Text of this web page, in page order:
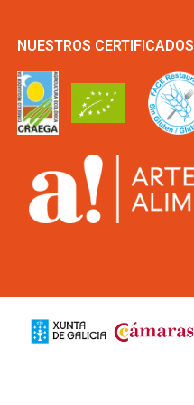
NUESTROS CERTIFICADOS